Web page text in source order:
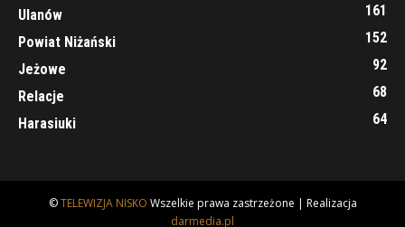
Ulanów
161
Powiat Niżański
152
Jeżowe
92
Relacje
68
Harasiuki
64
©TELEWIZJA NISKO Wszelkie prawa zastrzeżone | Realizacja
darmedia.pl